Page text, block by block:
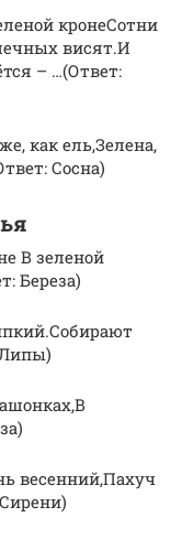
кронеСотни
висят.И
– …(Ответ:
как ель,Зелена,
Сосна)
В зеленой
Береза)
весенний,Пахуч